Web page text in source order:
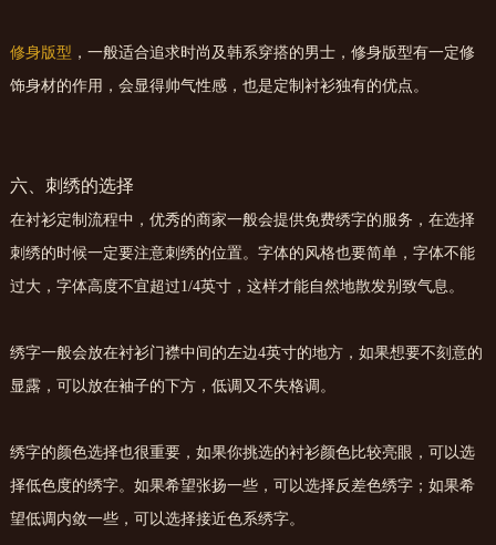
修身版型 ，一般适合追求时尚及韩系穿搭的男士，修身版型有一定修
饰身材的作用，会显得帅气性感，也是定制衬衫独有的优点。
六、刺绣的选择
在衬衫定制流程中，优秀的商家一般会提供免费绣字的服务，在选择
刺绣的时候一定要注意刺绣的位置。字体的风格也要简单，字体不能
过大，字体高度不宜超过1/4英寸，这样才能自然地散发别致气息。
绣字一般会放在衬衫门襟中间的左边4英寸的地方，如果想要不刻意的
显露，可以放在袖子的下方，低调又不失格调。
绣字的颜色选择也很重要，如果你挑选的衬衫颜色比较亮眼，可以选
择低色度的绣字。如果希望张扬一些，可以选择反差色绣字；如果希
望低调内敛一些，可以选择接近色系绣字。